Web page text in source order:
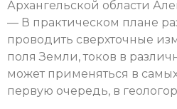
Архангельской области
— В практическом плане
проводить сверхточные
поля Земли, токов в
может применяться в
первую очередь, в